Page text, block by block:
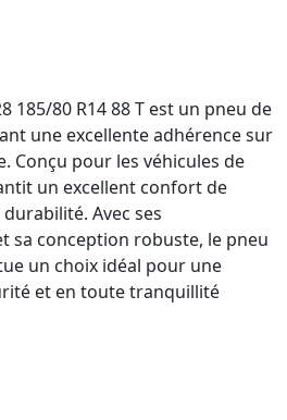
185/80 R14 88 T est un pneu de
une excellente adhérence sur
Conçu pour les véhicules de
un excellent confort de
Avec ses
sa conception robuste, le pneu
un choix idéal pour une
et en toute tranquillité